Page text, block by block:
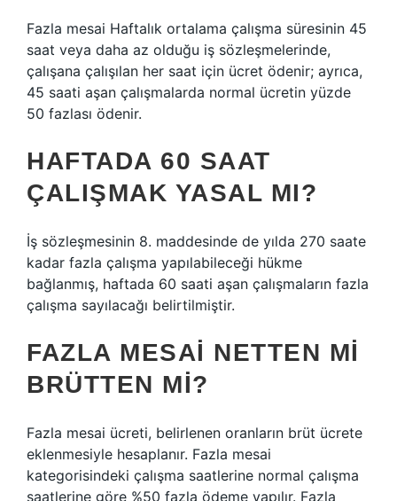
Fazla mesai Haftalık ortalama çalışma süresinin 45
saat veya daha az olduğu iş sözleşmelerinde,
çalışana çalışılan her saat için ücret ödenir; ayrıca,
45 saati aşan çalışmalarda normal ücretin yüzde
50 fazlası ödenir.
HAFTADA 60 SAAT
ÇALIŞMAK YASAL MI?
İş sözleşmesinin 8. maddesinde de yılda 270 saate
kadar fazla çalışma yapılabileceği hükme
bağlanmış, haftada 60 saati aşan çalışmaların fazla
çalışma sayılacağı belirtilmiştir.
FAZLA MESAI NETTEN MI
BRÜTTEN MI?
Fazla mesai ücreti, belirlenen oranların brüt ücrete
eklenmesiyle hesaplanır. Fazla mesai
kategorisindeki çalışma saatlerine normal çalışma
saatlerine göre %50 fazla ödeme yapılır. Fazla